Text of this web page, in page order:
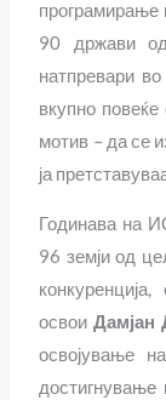
програмирање
90 држави од
натпревари
вкупно
мотив – да се
ја
Годинава на
96 земји од
конкуренција,
освоиДамјан
освојување